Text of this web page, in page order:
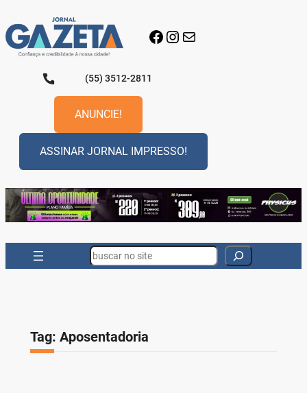
para
o
conteúdo
Facebook
Instagram
E-mail
(55) 3512-2811
ANUNCIE!
ASSINAR JORNAL IMPRESSO!
Search
Tag: Aposentadoria